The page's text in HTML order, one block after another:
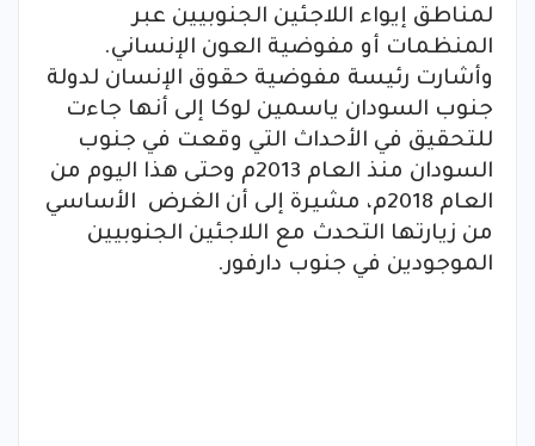
لمناطق إيواء اللاجئين الجنوبيين عبر
المنظمات أو مفوضية العون الإنساني.
وأشارت رئيسة مفوضية حقوق الإنسان لدولة
جنوب السودان ياسمين لوكا إلى أنها جاءت
للتحقيق في الأحداث التي وقعت في جنوب
السودان منذ العام 2013م وحتى هذا اليوم من
العام 2018م، مشيرة إلى أن الغرض الأساسي
من زيارتها التحدث مع اللاجئين الجنوبيين
الموجودين في جنوب دارفور.